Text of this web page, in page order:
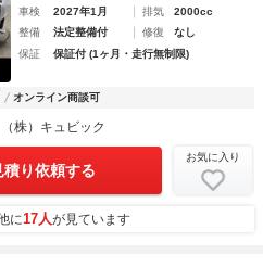
車検
2027年1月 排気
2000cc
整備
法定整備付 修復
なし
保証
保証付 (1ヶ月・走行無制限)
オンライン商談可
株）キュビック
り依頼する
お気に入り
に17人が見ています